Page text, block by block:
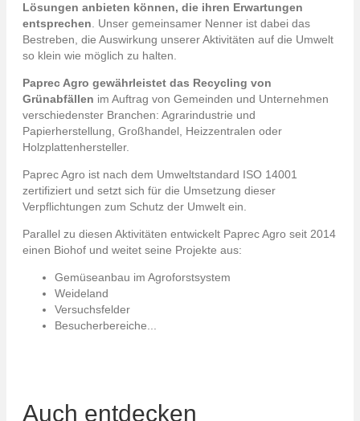
Lösungen anbieten können, die ihren Erwartungen
entsprechen. Unser gemeinsamer Nenner ist dabei das
Bestreben, die Auswirkung unserer Aktivitäten auf die Umwelt
so klein wie möglich zu halten.
Paprec Agro gewährleistet das Recycling von
Grünabfällen im Auftrag von Gemeinden und Unternehmen
verschiedenster Branchen: Agrarindustrie und
Papierherstellung, Großhandel, Heizzentralen oder
Holzplattenhersteller.
Paprec Agro ist nach dem Umweltstandard ISO 14001
zertifiziert und setzt sich für die Umsetzung dieser
Verpflichtungen zum Schutz der Umwelt ein.
Parallel zu diesen Aktivitäten entwickelt Paprec Agro seit 2014
einen Biohof und weitet seine Projekte aus:
Gemüseanbau im Agroforstsystem
Weideland
Versuchsfelder
Besucherbereiche...
Auch entdecken